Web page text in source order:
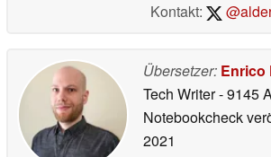
Kontakt:
Übersetzer: Enrico
Tech Writer- 9145
Notebookcheck
2021